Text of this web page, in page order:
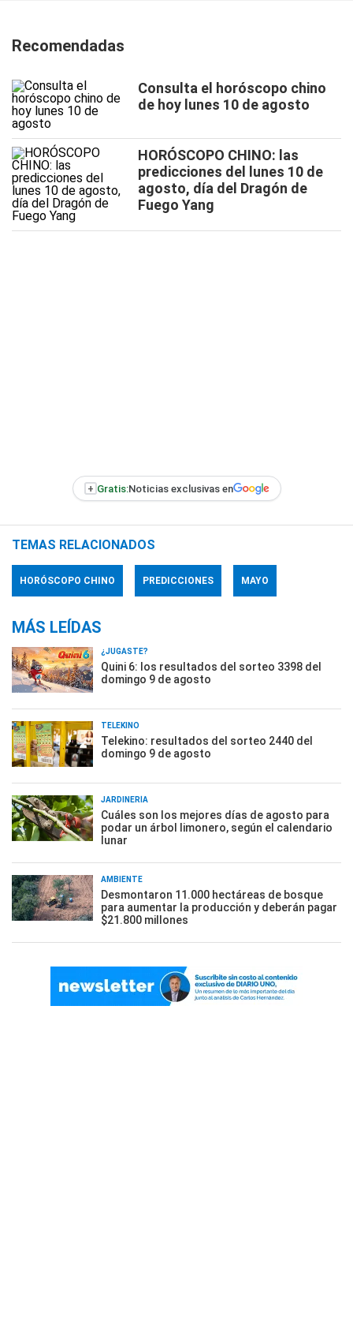
Recomendadas
Consulta el horóscopo chino
de hoy lunes 10 de agosto
HORÓSCOPO CHINO: las
predicciones del lunes 10 de
agosto, día del Dragón de
Fuego Yang
+ Gratis:Noticias exclusivas en
TEMAS RELACIONADOS
HORÓSCOPO CHINO PREDICCIONES MAYO
MÁS LEÍDAS
¿JUGASTE?
Quini 6: los resultados del sorteo 3398 del
domingo 9 de agosto
TELEKINO
Telekino: resultados del sorteo 2440 del
domingo 9 de agosto
JARDINERÍA
Cuáles son los mejores días de agosto para
podar un árbol limonero, según el calendario
lunar
AMBIENTE
Desmontaron 11.000 hectáreas de bosque
para aumentar la producción y deberán pagar
$21.800 millones